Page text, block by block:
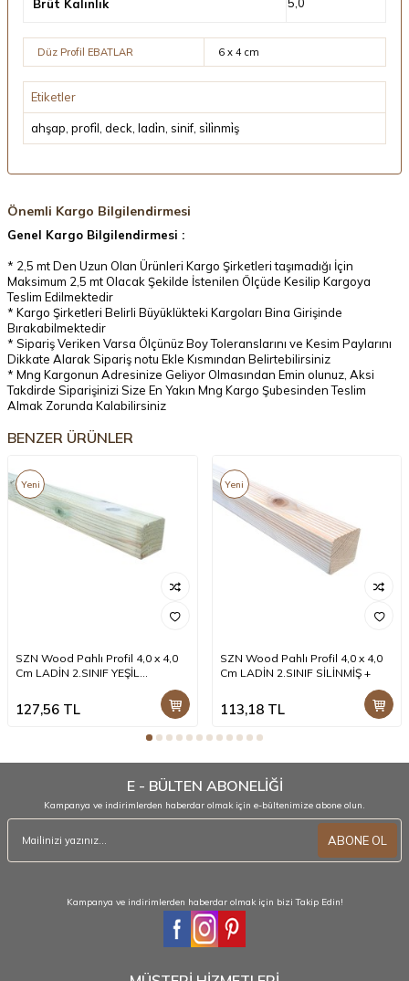
Brüt Kalınlık
Düz Profil EBATLAR 6 x 4 cm
Etiketler
ahşap profi̇l deck ladi̇n sinif si̇li̇nmi̇ş
Önemli Kargo Bilgilendirmesi
Genel Kargo Bilgilendirmesi :
* 2,5 mt Den Uzun Olan Ürünleri Kargo Şirketleri taşımadığı İçin
Maksimum 2,5 mt Olacak Şekilde İstenilen Ölçüde Kesilip Kargoya
Teslim Edilmektedir
* Kargo Şirketleri Belirli Büyüklükteki Kargoları Bina Girişinde
Bırakabilmektedir
* Sipariş Veriken Varsa Ölçünüz Boy Toleranslarını ve Kesim Paylarını
Dikkate Alarak Sipariş notu Ekle Kısmından Belirtebilirsiniz
* Mng Kargonun Adresinize Geliyor Olmasından Emin olunuz, Aksi
Takdirde Siparişinizi Size En Yakın Mng Kargo Şubesinden Teslim
Almak Zorunda Kalabilirsiniz
BENZER ÜRÜNLER
Yeni
SZN Wood Pahlı Profil 4,0 x 4,0
Cm LADİN 2.SINIF YEŞİL
127,56 TL
Yeni
SZN Wood Pahlı Profil 4,0 x 4,0
Cm LADİN 2.SINIF SİLİNMİŞ +
113,18TL
E - BÜLTEN ABONELİĞİ
Kampanya ve indirimlerden haberdar olmak için e-bültenimize abone olun.
ABONE OL
Kampanya ve indirimlerden haberdar olmak için bizi Takip Edin!